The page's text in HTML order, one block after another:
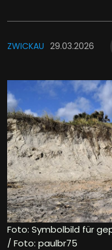
ZWICKAU 29.03.2026
Foto: Symbolbild für
/ Foto: paulbr75